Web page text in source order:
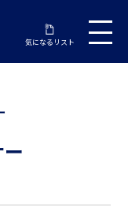
気になるリスト